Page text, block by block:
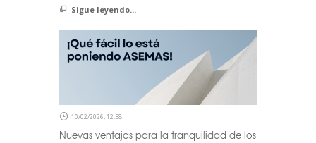
Sigue leyendo...
10/02/2026, 12:58
Nuevas ventajas para la tranquilidad de los